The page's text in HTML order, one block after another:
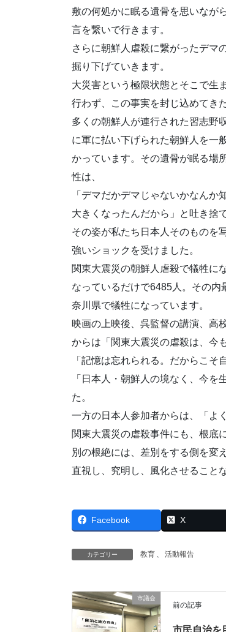
敷の何処かに眠る遺骨を思いなが
言を繋いで行きます。
さらに朝鮮人虐殺に繋がったデマ
掘り下げていきます。
大災害という極限状態とそこで生
行わず、この事実を封じ込めてき
多くの朝鮮人が連行された習志野
に軍に払い下げられた朝鮮人を一
かっています。その遺骨が眠る場
性は、
「デマだかデマじゃないかなんか
大きくなったんだから」と吐き捨
その姿が私たち日本人そのものを
強いショックを受けました。
関東大震災の朝鮮人虐殺で犠牲に
なっているだけで6485人。その内
奈川県で犠牲になっています。
映画の上映後、呉監督の講演、高
からは「関東大震災の虐殺は、今
「記憶は忘れられる。だからこそ
「日本人・朝鮮人の境なく、今
た。
一方の日本人参加者からは、「よ
関東大震災の虐殺事件にも、根底
別の根絶には、差別をする側を変
直視し、究明し、風化させること
Facebook X
カテゴリー 教育 、 活動報告
市議会
前の記事